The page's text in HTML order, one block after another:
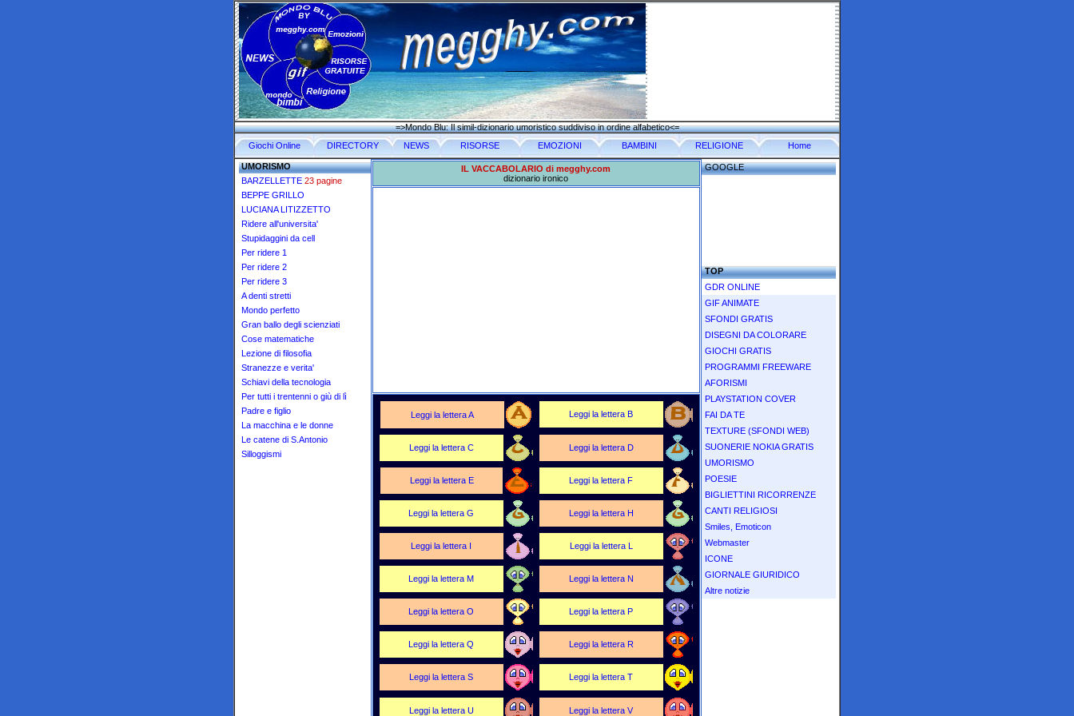
=>Mondo Blu: Il simil-dizionario umoristico suddiviso in ordine alfabetico<=
Giochi Online
DIRECTORY NEWS RISORSE EMOZIONI BAMBINI RELIGIONE Home
UMORISMO
BARZELLETTE 23 pagine
BEPPE GRILLO
LUCIANA LITIZZETTO
Ridere all'universita'
Stupidaggini da cell
Per ridere 1
Per ridere 2
Per ridere 3
A denti stretti
Mondo perfetto
Gran ballo degli scienziati
Cose matematiche
Lezione di filosofia
Stranezze e verita'
Schiavi della tecnologia
Per tutti i trentenni o giù di lì
Padre e figlio
La macchina e le donne
Le catene di S.Antonio
Silloggismi
IL VACCABOLARIO di megghy.com
dizionario ironico
Leggi la lettera A Leggi la lettera B
Leggi la lettera C Leggi la lettera D
Leggi la lettera E Leggi la lettera F
Leggi la lettera G Leggi la lettera H
Leggi la lettera I Leggi la lettera L
Leggi la lettera M Leggi la lettera N
Leggi la lettera O Leggi la lettera P
Leggi la lettera Q Leggi la lettera R
Leggi la lettera S Leggi la lettera T
Leggi la lettera U Leggi la lettera V
GOOGLE
TOP
GDR ONLINE
GIF ANIMATE
SFONDI GRATIS
DISEGNI DA COLORARE
GIOCHI GRATIS
PROGRAMMI FREEWARE
AFORISMI
PLAYSTATION COVER
FAI DA TE
TEXTURE (SFONDI WEB)
SUONERIE NOKIA GRATIS
UMORISMO
POESIE
BIGLIETTINI RICORRENZE
CANTI RELIGIOSI
Smiles, Emoticon
Webmaster
ICONE
GIORNALE GIURIDICO
Altre notizie